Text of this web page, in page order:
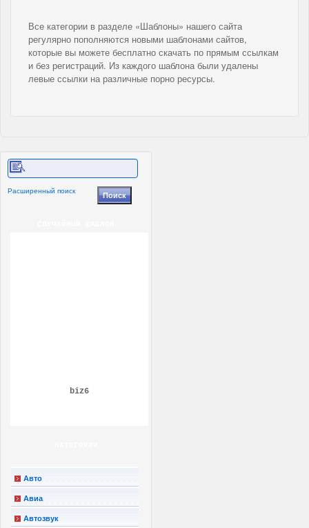
Все категории в разделе «Шаблоны» нашего сайта
регулярно пополняются новыми шаблонами сайтов,
которые вы можете бесплатно скачать по прямым ссылкам
и без регистраций. Из каждого шаблона были удалены
левые ссылки на различные порно ресурсы.
Расширенный поиск
biz6
Авто
Авиа
Автозвук